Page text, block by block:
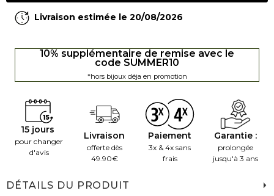
Livraison estimée le 20/08/2026
10% supplémentaire de remise avec le
code SUMMER10
*hors bijoux déja en promotion
15 jours
pour changer
d'avis
Livraison
offerte dès
49.90€
Paiement
3x & 4x sans
frais
Garantie :
prolongée
jusqu'à 3 ans
DÉTAILS DU PRODUIT